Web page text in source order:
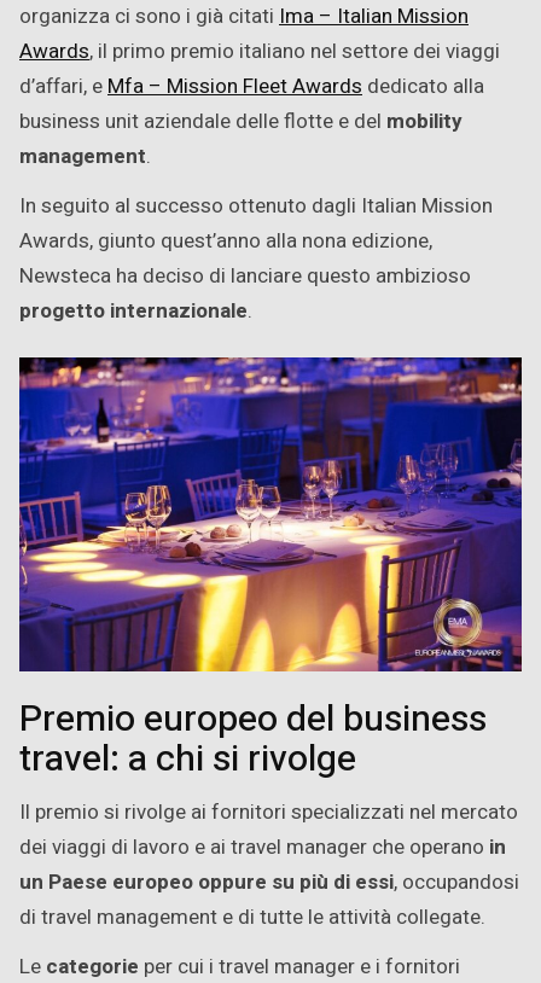
organizza ci sono i già citati Ima – Italian Mission
Awards, il primo premio italiano nel settore dei viaggi
d’affari, eMfa – Mission Fleet Awards dedicato alla
business unit aziendale delle flotte e del mobility
management.
In seguito al successo ottenuto dagli Italian Mission
Awards, giunto quest’anno alla nona edizione,
Newsteca ha deciso di lanciare questo ambizioso
progetto internazionale.
Premio europeo del business
travel: a chi si rivolge
Il premio si rivolge ai fornitori specializzati nel mercato
dei viaggi di lavoro e ai travel manager che operano in
un Paese europeo oppure su più di essi, occupandosi
di travel management e di tutte le attività collegate.
Le categorie per cui i travel manager e i fornitori